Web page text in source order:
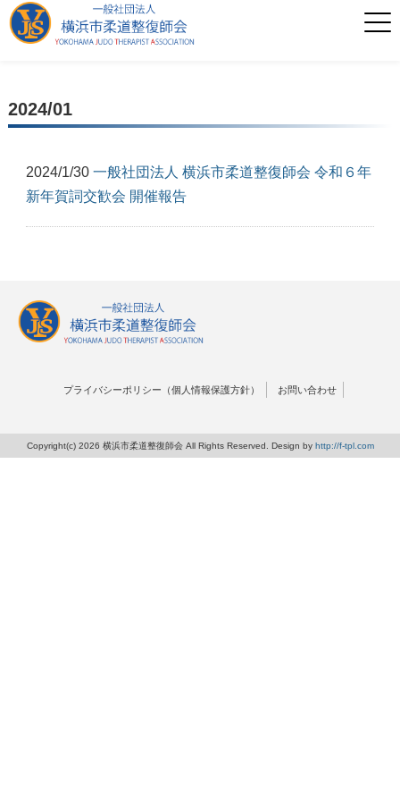
2024/01
2024/1/30 一般社団法人 横浜市柔道整復師会 令和６年
新年賀詞交歓会 開催報告
プライバシーポリシー（個人情報保護方針） お問い合わせ
Copyright(c) 2026 横浜市柔道整復師会 All Rights Reserved. Design by http://f-tpl.com